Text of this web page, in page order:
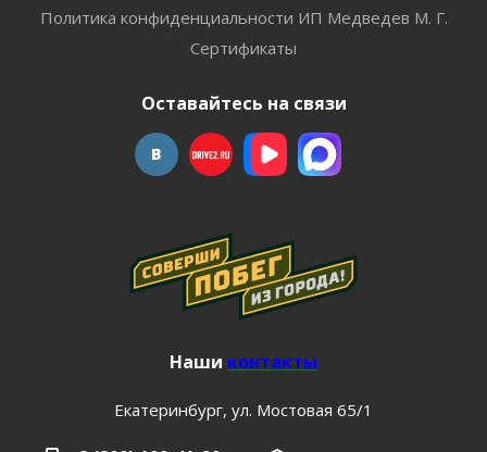
Политика конфиденциальности ИП Медведев М. Г.
Сертификаты
Оставайтесь на связи
Наши контакты
Екатеринбург, ул. Мостовая 65/1